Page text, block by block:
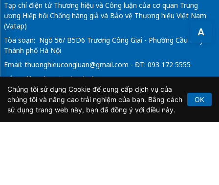
A
Tạp chí điện tử Thương hiệu và Công luận của cơ quan Trung
ương Hiệp hội Chống hàng giả và Bảo vệ Thương hiệu Việt Nam
(Vatap)
Tòa soạn: Ngõ 56/ B5D6 Trương Công Giai - Phường Cầu Giấy -
Thành phố Hà Nội
Email: thuonghieucongluan@gmail.com - ĐT: 093 172 5555
Tổng Biên Tập: Vũ Đức Thuận
Giấy phép hoạt động báo chí điện tử số 64/GP-BTTTT do Bộ
Thông tin và Truyền thông cấp ngày 21/2/2020.
Chúng tôi sử dụng Cookie để cung cấp dịch vụ của
chúng tôi và nâng cao trải nghiệm của bạn. Bằng cách
sử dụng trang web này, bạn đã đồng ý với điều này.
OK